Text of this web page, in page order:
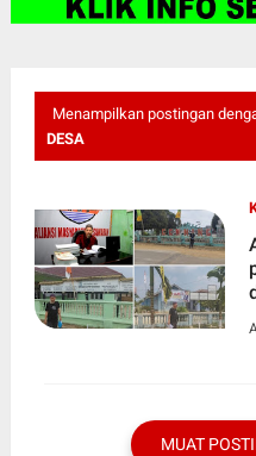
Menampilkan postingan
DESA
MUAT